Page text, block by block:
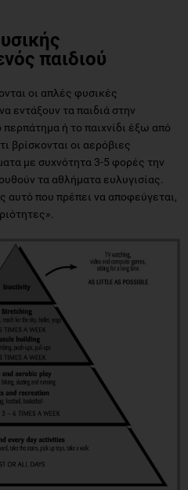
παιδιού
οι απλές φυσικές
εντάξουν τα παιδιά στην
ή το παιχνίδι έξω από
βρίσκονται οι αερόβιες
με συχνότητα 3-5 φορές την
τα αθλήματα ευλυγισίας.
αυτό που πρέπει να αποφεύγεται,